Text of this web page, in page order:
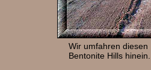
Wir umfahren
Bentonite Hills hinein.